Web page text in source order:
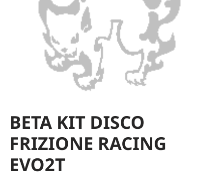
BETA KIT DISCO
FRIZIONE RACING
EVO2T